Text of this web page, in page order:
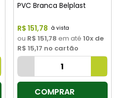
PVC Branca Belplast
R$ 151,78
ou R$ 151,78 em até 10x de
R$ 15,17 no cartão
COMPRAR